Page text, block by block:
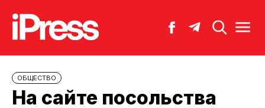
ОБЩЕСТВО
На сайте посольства